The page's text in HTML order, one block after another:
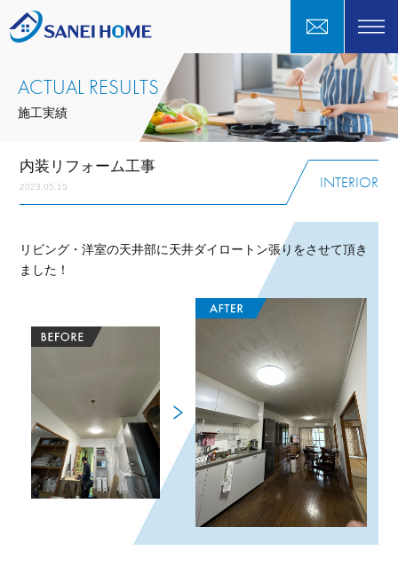
ACTUAL RESULTS
施工実績
INTERIOR
内装リフォーム工事
2023.05.15
リビング・洋室の天井部に天井ダイロートン張りをさせて頂き
ました！